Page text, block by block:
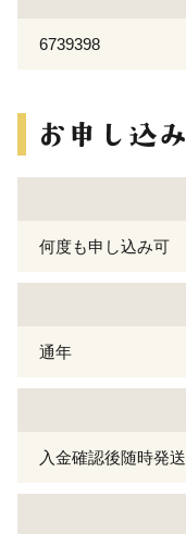
6739398
何度も申し込み可
通年
入金確認後随時発送